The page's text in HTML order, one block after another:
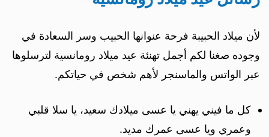
لأن ميلاد الحبيبة فرحة عنوانها الحبيب وسر السعادة في
وجوده صغنا لكم أجمل تهنئة عيد ميلاد رومانسية لترسلوها
عبر الواتس والماسنجر لأهم شخص في حياتكم.
كل ما فيني يهني يا عسى ميلادك سعيد، يا سلا قلبي
وعمري ويا عسى عمرك مديد.